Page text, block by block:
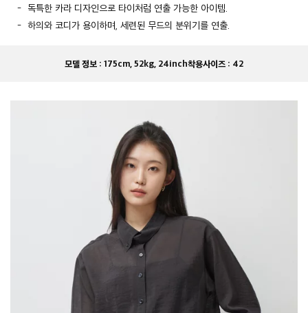
독특한 카라 디자인으로 타이처럼 연출 가능한 아이템.
하의와 코디가 용이하며, 세련된 무드의 분위기를 연출.
모델 정보 : 175cm, 52kg, 24inch착용사이즈 : 42